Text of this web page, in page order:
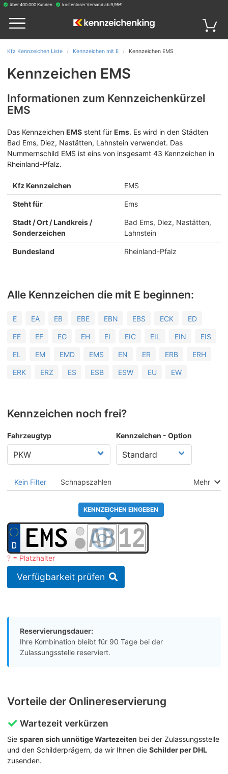
über 400.000 Kunden kostenloser Versand ab 9,95€
Kfz Kennzeichen Liste Kennzeichen mit E Kennzeichen EMS
Kennzeichen EMS
Informationen zum Kennzeichenkürzel
EMS
Das Kennzeichen EMS steht für Ems. Es wird in den Städten
Bad Ems, Diez, Nastätten, Lahnstein verwendet. Das
Nummernschild EMS ist eins von insgesamt 43 Kennzeichen in
Rheinland-Pfalz.
Kfz Kennzeichen EMS
Steht für Ems
Stadt / Ort / Landkreis /
Sonderzeichen
Bad Ems, Diez, Nastätten,
Lahnstein
Bundesland Rheinland-Pfalz
Alle Kennzeichen die mit E beginnen:
E EA EB EBE EBN EBS ECK ED
EE EF EG EH EI EIC EIL EIN EIS
EL EM EMD EMS EN ER ERB ERH
ERK ERZ ES ESB ESW EU EW
Kennzeichen noch frei?
Fahrzeugtyp Kennzeichen - Option
Kein Filter Schnapszahlen Mehr
KENNZEICHEN EINGEBEN
? = Platzhalter
Verfügbarkeit prüfen
Reservierungsdauer:
Ihre Kombination bleibt für 90 Tage bei der
Zulassungsstelle reserviert.
Vorteile der Onlinereservierung
Wartezeit verkürzen
Sie sparen sich unnötige Wartezeiten bei der Zulassungsstelle
und den Schilderprägern, da wir Ihnen die Schilder per DHL
zusenden.